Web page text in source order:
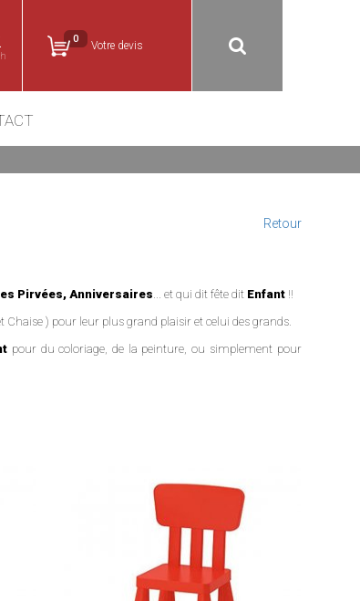
0 Votre devis
Retour
Pirvées, Anniversaires... et qui dit fête dit Enfant !!
Chaise ) pour leur plus grand plaisir et celui des grands.
pour du coloriage, de la peinture, ou simplement pour